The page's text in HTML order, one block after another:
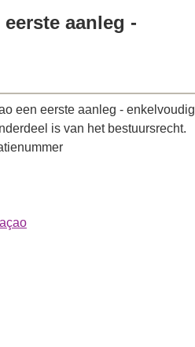
aanleg -
een eerste aanleg - enkelvoudig
is van het bestuursrecht.